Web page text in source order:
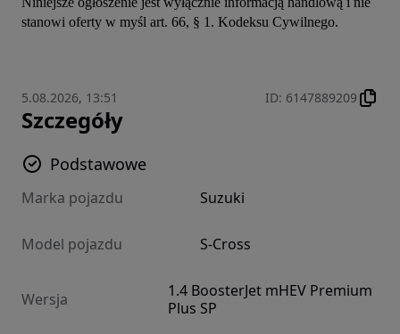
stanowi oferty w myśl art. 66, § 1. Kodeksu Cywilnego.
5.08.2026, 13:51 ID: 6147889209
Szczegóły
Podstawowe
Marka pojazdu Suzuki
Model pojazdu S-Cross
Wersja
1.4 BoosterJet mHEV Premium
Plus SP